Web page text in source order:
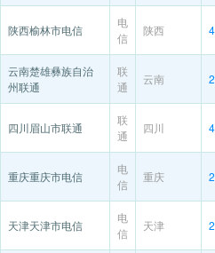
陕西榆林市电信
电
信
陕西
云南楚雄彝族自治
州联通
联
通
云南
四川眉山市联通
联
通
四川
重庆重庆市电信
电
信
重庆
天津天津市电信
电
信
天津